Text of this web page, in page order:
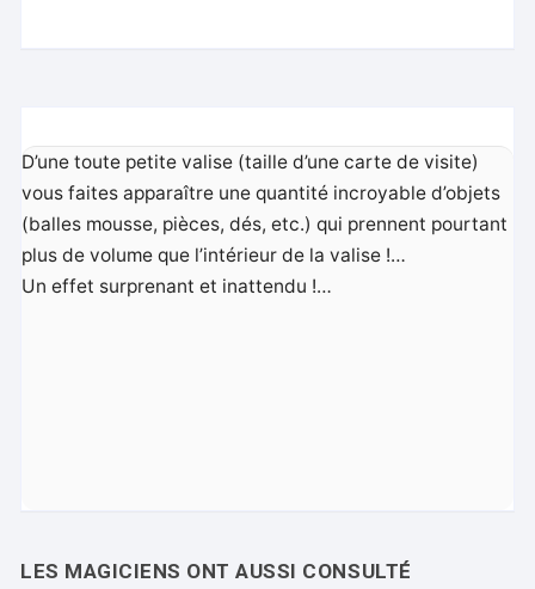
D’une toute petite valise (taille d’une carte de visite)
vous faites apparaître une quantité incroyable d’objets
(balles mousse, pièces, dés, etc.) qui prennent pourtant
plus de volume que l’intérieur de la valise !…
Un effet surprenant et inattendu !…